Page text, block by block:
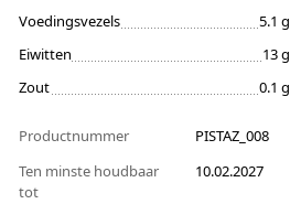
Voedingsvezels
5.1 g
Eiwitten
13 g
Zout
0.1 g
Productnummer
PISTAZ_008
Ten minste houdbaar
tot
10.02.2027